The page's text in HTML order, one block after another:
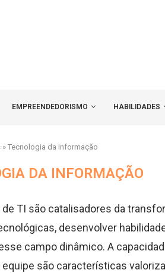
EMPREENDEDORISMO HABILIDADES
» Tecnologia da Informação
DA INFORMAÇÃO
TI são catalisadores da
desenvolver
campo dinâmico. A
são características